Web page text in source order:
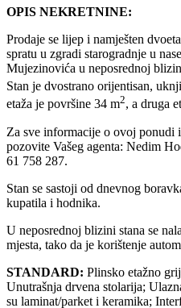
OPIS NEKRETNINE:
Prodaje se lijep i namješten
spratu u zgradi starogradnje u
Mujezinovića u neposrednoj
Stan je dvostrano orijentisan,
etaža je površine 34 m2, a druga
Za sve informacije o ovoj ponudi
pozovite Vašeg agenta: Nedim
61 758 287.
Stan se sastoji od dnevnog
kupatila i hodnika.
U neposrednoj blizini stana se
mjesta, tako da je korištenje
STANDARD: Plinsko etažno
Unutrašnja drvena stolarija;
su laminat/parket i keramika;